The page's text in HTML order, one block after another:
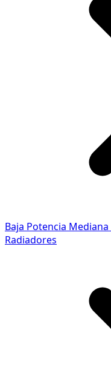
Baja Potencia
Radiadores